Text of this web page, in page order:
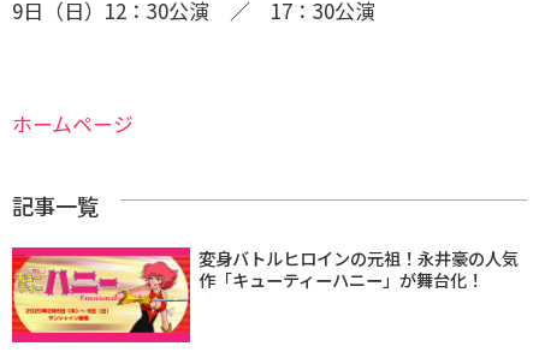
9日（日）12：30公演 ／ 17：30公演
ホームページ
記事一覧
変身バトルヒロインの元祖！永井豪の人気
作「キューティーハニー」が舞台化！